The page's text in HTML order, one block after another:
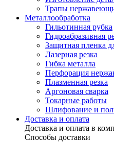
Трапы
Металлообработка
Гильотинная рубка
Гидроабразивная
Защитная пленка
Лазерная резка
Гибка металла
Перфорация
Плазменная резка
Аргоновая сварка
Токарные работы
Шлифование и
Доставка и оплата
Доставка и оплата в
Способы доставки